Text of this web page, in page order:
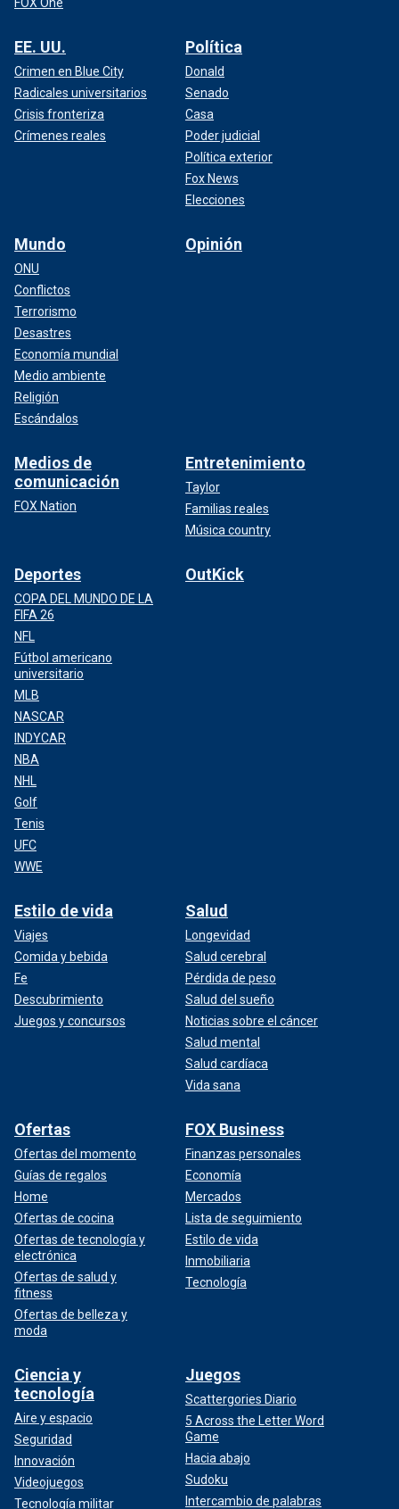
EE. UU.
Crimen en Blue City
Radicales universitarios
Crisis fronteriza
Crímenes reales
Política
Donald
Senado
Casa
Poder judicial
Política exterior
Fox News
Elecciones
Mundo
ONU
Conflictos
Terrorismo
Desastres
Economía mundial
Medio ambiente
Religión
Escándalos
Opinión
Medios de
comunicación
FOX Nation
Entretenimiento
Taylor
Familias reales
Música country
Deportes
COPA DEL MUNDO DE LA
FIFA 26
NFL
Fútbol americano
universitario
MLB
NASCAR
INDYCAR
NBA
NHL
Golf
Tenis
UFC
WWE
OutKick
Estilo de vida
Viajes
Comida y bebida
Fe
Descubrimiento
Juegos y concursos
Salud
Longevidad
Salud cerebral
Pérdida de peso
Salud del sueño
Noticias sobre el cáncer
Salud mental
Salud cardíaca
Vida sana
Ofertas
Ofertas del momento
Guías de regalos
Home
Ofertas de cocina
Ofertas de tecnología y
electrónica
Ofertas de salud y
fitness
Ofertas de belleza y
moda
FOX Business
Finanzas personales
Economía
Mercados
Lista de seguimiento
Estilo de vida
Inmobiliaria
Tecnología
Ciencia y
tecnología
Aire y espacio
Seguridad
Innovación
Videojuegos
Tecnología militar
Juegos
Scattergories Diario
5 Across the Letter Word
Game
Hacia abajo
Sudoku
Intercambio de palabras